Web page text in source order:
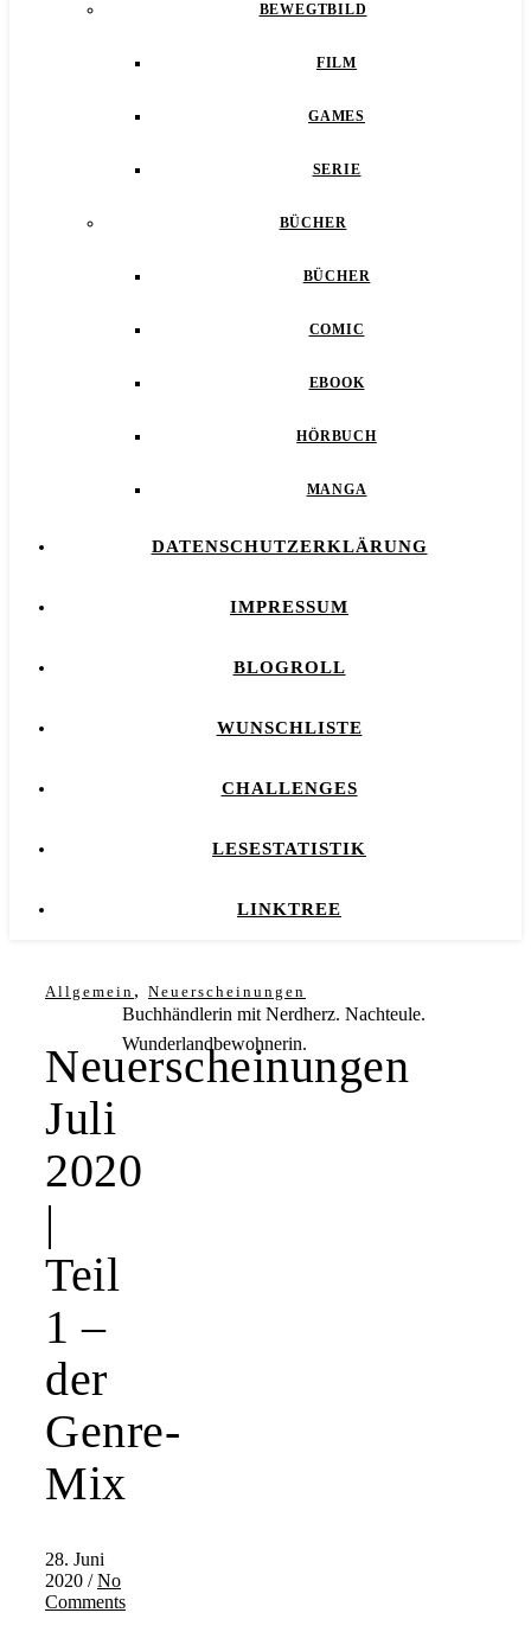
BEWEGTBILD
FILM
GAMES
SERIE
BÜCHER
BÜCHER
COMIC
EBOOK
HÖRBUCH
MANGA
DATENSCHUTZERKLÄRUNG
IMPRESSUM
BLOGROLL
WUNSCHLISTE
CHALLENGES
LESESTATISTIK
LINKTREE
Allgemein , Neuerscheinungen
Neuerscheinungen
Juli
2020
|
Teil
1 –
der
Genre-
Mix
28. Juni
2020 / No
Comments
Buchhändlerin mit Nerdherz. Nachteule.
Wunderlandbewohnerin.